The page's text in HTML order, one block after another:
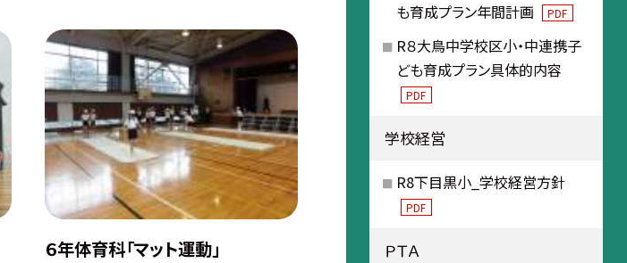
６年体育科「マット運動」
も育成プラン年間計画
PDF
R８大鳥中学校区小・中連携子
ども育成プラン具体的内容
PDF
学校経営
R8下目黒小_学校経営方針
PDF
ＰＴＡ